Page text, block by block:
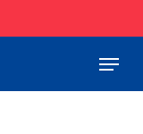
Menu
Close
Menu